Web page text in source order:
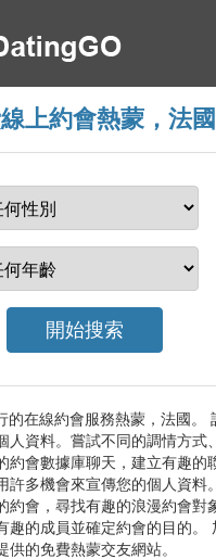
上約會熱蒙，法國
的在線約會服務熱蒙，法國。
人資料。嘗試不同的調情方式
約會數據庫聊天，建立有趣的
許多機會來宣傳您的個人資料
約會，尋找有趣的浪漫約會對
趣的成員並確定約會的目的。
供的免費熱蒙交友網站。